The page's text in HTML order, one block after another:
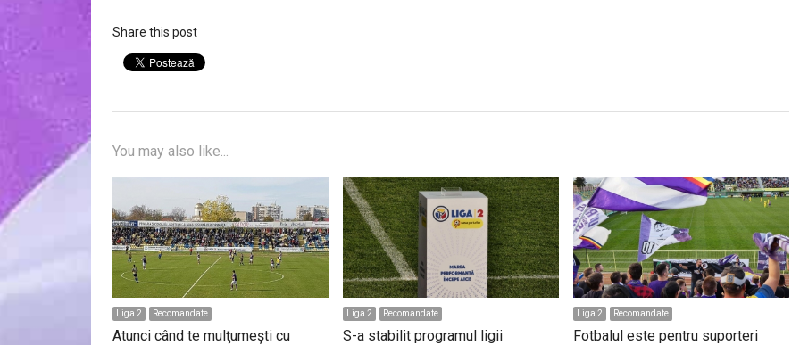
Share this post
You may also like...
Liga 2 Recomandate
Atunci când te mulţumeşti cu
Liga 2 Recomandate
S-a stabilit programul ligii
Liga 2 Recomandate
Fotbalul este pentru suporteri